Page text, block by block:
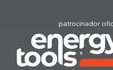
patrocinador